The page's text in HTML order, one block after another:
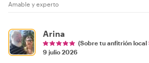
Amable y experto
Arina
(Sobre tu anfitrión local
9 julio 2026